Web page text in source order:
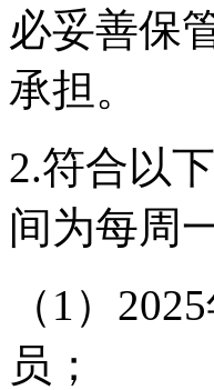
必妥善保
承担。
2.符合以
间为每周
（1）
员；